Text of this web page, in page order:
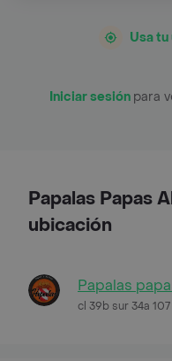
Usa
Iniciar sesión para
Papalas Papas
ubicación
Papalas
cl 39b sur 34a